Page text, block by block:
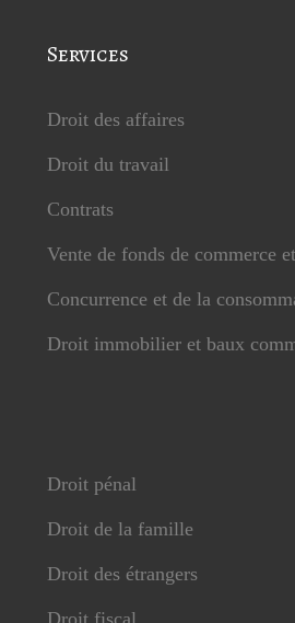
Services
Droit des affaires
Droit du travail
Contrats
Vente de fonds de commerce
Concurrence et de la
Droit immobilier et baux
Droit pénal
Droit de la famille
Droit des étrangers